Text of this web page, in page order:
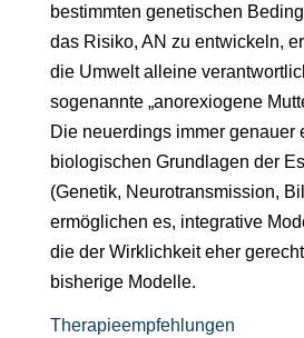
bestimmten genetischen
das Risiko, AN zu entwickeln,
die Umwelt alleine
sogenannte „anorexiogene
Die neuerdings immer genauer
biologischen Grundlagen der
(Genetik, Neurotransmission,
ermöglichen es, integrative
die der Wirklichkeit eher
bisherige Modelle.
Therapieempfehlungen